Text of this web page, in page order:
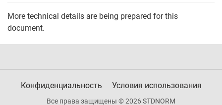
More technical details are being prepared for this
document.
Конфиденциальность Условия использования
Все права защищены © 2026 STDNORM